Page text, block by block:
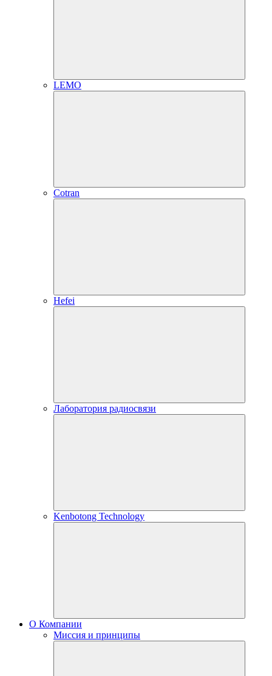
LEMO
Cotran
Hefei
Лаборатория радиосвязи
Kenbotong Technology
О Компании
Миссия и принципы